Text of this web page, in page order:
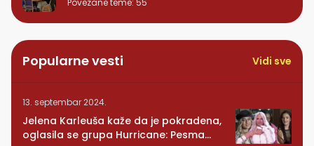
Povezane teme: 55
Popularne vesti Vidi sve
13. septembar 2024.
Jelena Karleuša kaže da je pokradena,
oglasila se grupa Hurricane: Pesma